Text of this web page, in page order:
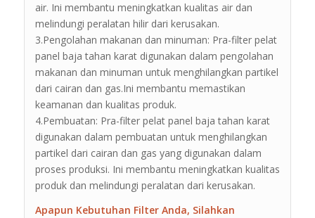
air. Ini membantu meningkatkan kualitas air dan
melindungi peralatan hilir dari kerusakan.
3.Pengolahan makanan dan minuman: Pra-filter pelat
panel baja tahan karat digunakan dalam pengolahan
makanan dan minuman untuk menghilangkan partikel
dari cairan dan gas.Ini membantu memastikan
keamanan dan kualitas produk.
4.Pembuatan: Pra-filter pelat panel baja tahan karat
digunakan dalam pembuatan untuk menghilangkan
partikel dari cairan dan gas yang digunakan dalam
proses produksi. Ini membantu meningkatkan kualitas
produk dan melindungi peralatan dari kerusakan.
Apapun Kebutuhan Filter Anda, Silahkan